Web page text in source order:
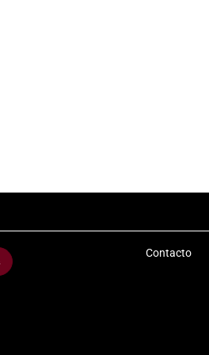
Contacto